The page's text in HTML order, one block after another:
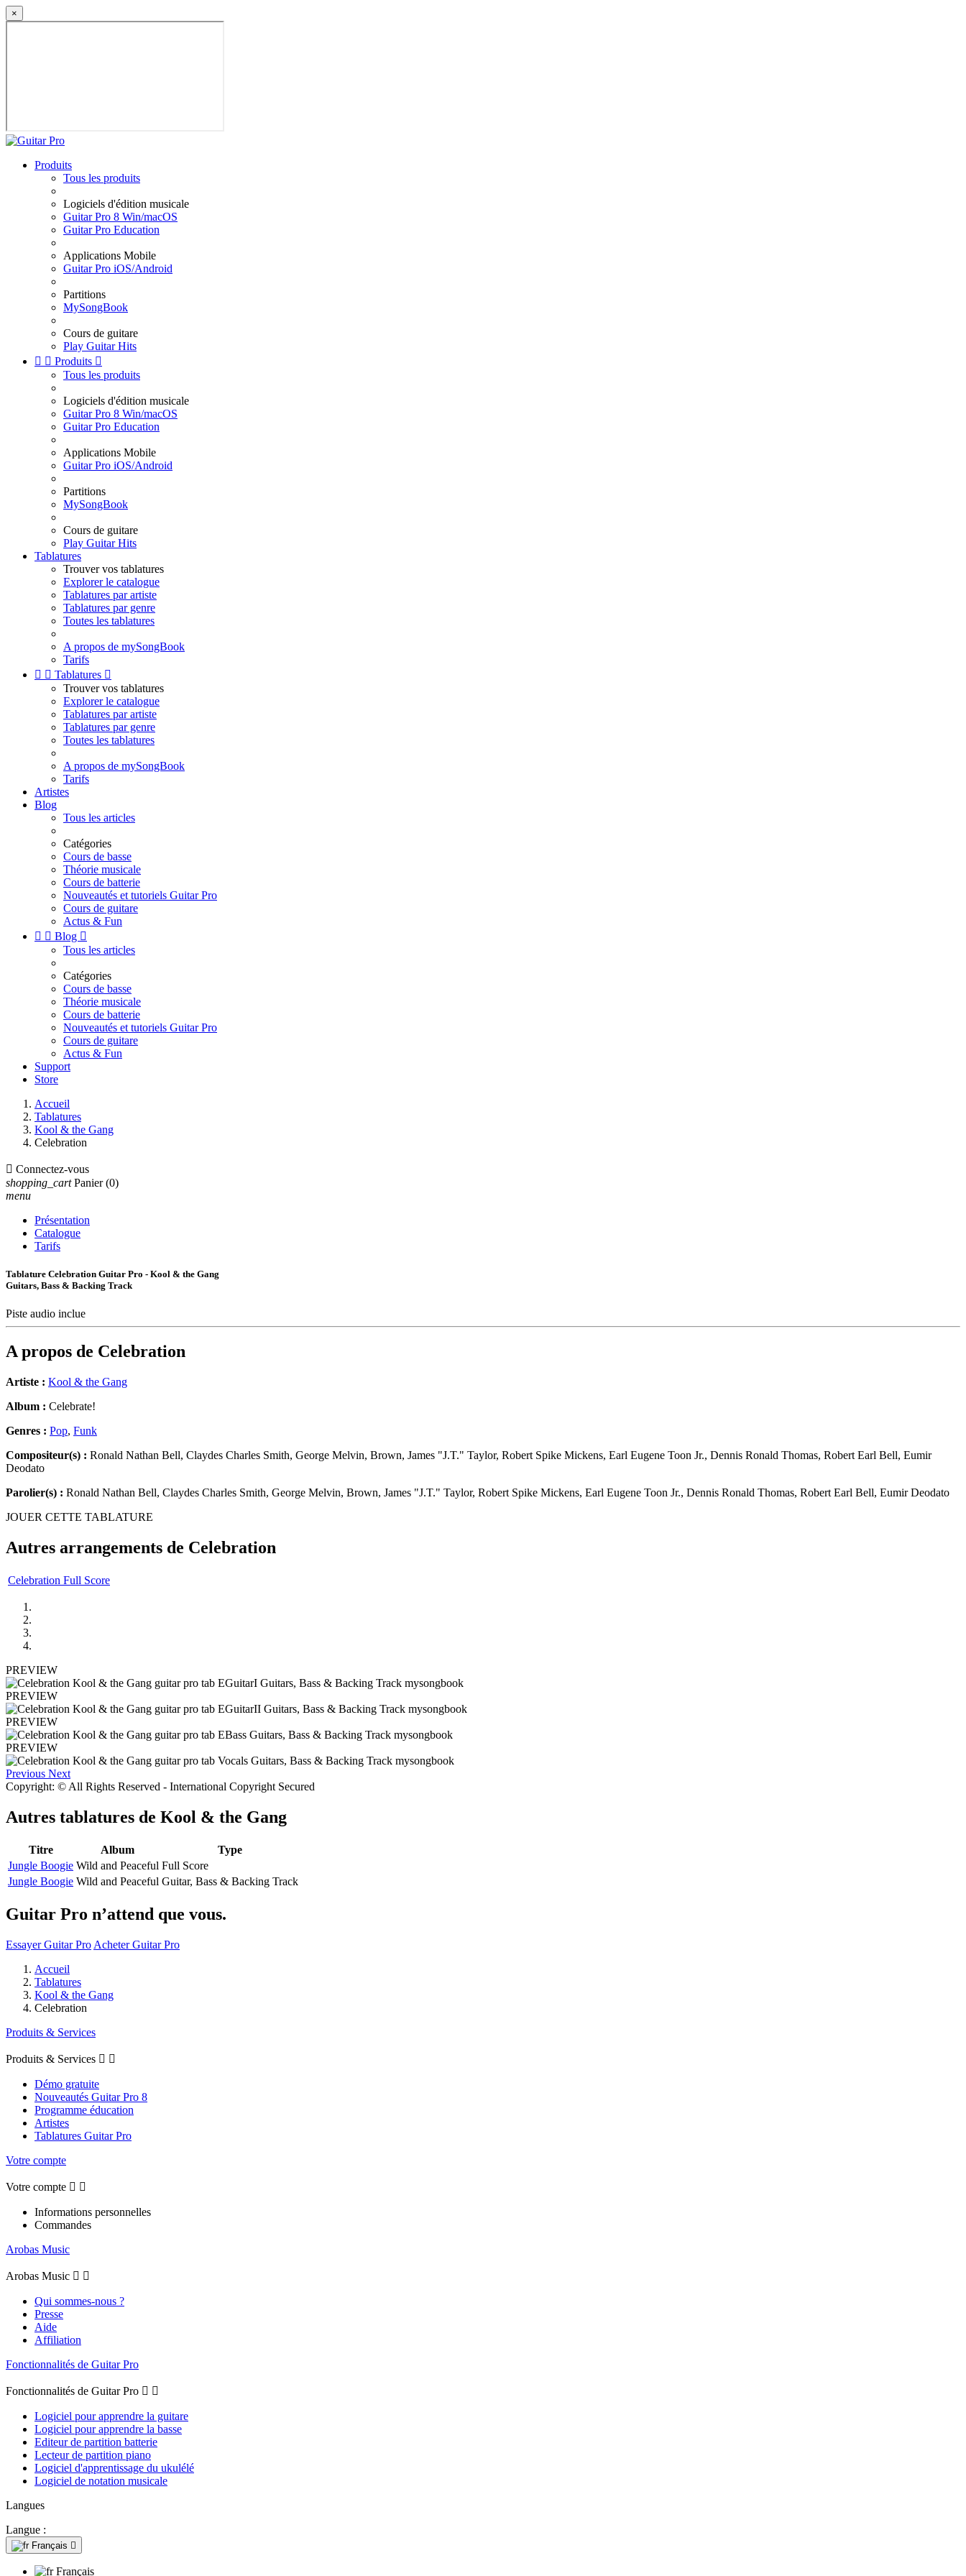
×
Produits
Tous les produits
Logiciels d'édition musicale
Guitar Pro 8 Win/macOS
Guitar Pro Education
Applications Mobile
Guitar Pro iOS/Android
Partitions
MySongBook
Cours de guitare
Play Guitar Hits
  Produits 
Tous les produits
Logiciels d'édition musicale
Guitar Pro 8 Win/macOS
Guitar Pro Education
Applications Mobile
Guitar Pro iOS/Android
Partitions
MySongBook
Cours de guitare
Play Guitar Hits
Tablatures
Trouver vos tablatures
Explorer le catalogue
Tablatures par artiste
Tablatures par genre
Toutes les tablatures
A propos de mySongBook
Tarifs
  Tablatures 
Trouver vos tablatures
Explorer le catalogue
Tablatures par artiste
Tablatures par genre
Toutes les tablatures
A propos de mySongBook
Tarifs
Artistes
Blog
Tous les articles
Catégories
Cours de basse
Théorie musicale
Cours de batterie
Nouveautés et tutoriels Guitar Pro
Cours de guitare
Actus & Fun
  Blog 
Tous les articles
Catégories
Cours de basse
Théorie musicale
Cours de batterie
Nouveautés et tutoriels Guitar Pro
Cours de guitare
Actus & Fun
Support
Store
Accueil
Tablatures
Kool & the Gang
Celebration
 Connectez-vous
shopping_cart Panier (0)
menu
Présentation
Catalogue
Tarifs
Tablature Celebration Guitar Pro - Kool & the Gang
Guitars, Bass & Backing Track
Piste audio inclue
A propos de Celebration
Artiste : Kool & the Gang
Album : Celebrate!
Genres : Pop, Funk
Compositeur(s) : Ronald Nathan Bell, Claydes Charles Smith, George Melvin, Brown, James "J.T." Taylor, Robert Spike Mickens, Earl Eugene Toon Jr., Dennis Ronald Thomas, Robert Earl Bell, Eumir
Deodato
Parolier(s) : Ronald Nathan Bell, Claydes Charles Smith, George Melvin, Brown, James "J.T." Taylor, Robert Spike Mickens, Earl Eugene Toon Jr., Dennis Ronald Thomas, Robert Earl Bell, Eumir Deodato
JOUER CETTE TABLATURE
Autres arrangements de Celebration
Celebration Full Score
PREVIEW
PREVIEW
PREVIEW
PREVIEW
Previous Next
Copyright: © All Rights Reserved - International Copyright Secured
Autres tablatures de Kool & the Gang
Titre Album
Type
Jungle Boogie Wild and Peaceful Full Score
Jungle Boogie Wild and Peaceful Guitar, Bass & Backing Track
Guitar Pro n’attend que vous.
Essayer Guitar Pro Acheter Guitar Pro
Accueil
Tablatures
Kool & the Gang
Celebration
Produits & Services
Produits & Services  
Démo gratuite
Nouveautés Guitar Pro 8
Programme éducation
Artistes
Tablatures Guitar Pro
Votre compte
Votre compte  
Informations personnelles
Commandes
Arobas Music
Arobas Music  
Qui sommes-nous ?
Presse
Aide
Affiliation
Fonctionnalités de Guitar Pro
Fonctionnalités de Guitar Pro  
Logiciel pour apprendre la guitare
Logiciel pour apprendre la basse
Editeur de partition batterie
Lecteur de partition piano
Logiciel d'apprentissage du ukulélé
Logiciel de notation musicale
Langues
Langue :
Français 
Français